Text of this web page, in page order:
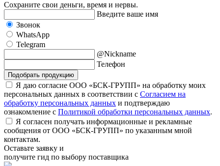
Сохраните свои деньги, время и нервы.
Введите ваше имя
Звонок
WhatsApp
Telegram
@Nickname
Телефон
Подобрать продукцию
Я даю согласие ООО «БСК-ГРУПП» на обработку моих
персональных данных в соответствии с Согласием на
обработку персональных данных и подтверждаю
ознакомление с Политикой обработки персональных данных.
Я согласен получать информационные и рекламные
сообщения от ООО «БСК-ГРУПП» по указанным мной
контактам.
Оставьте заявку и
получите гид по выбору поставщика